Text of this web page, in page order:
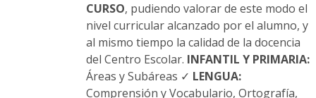
CURSO, pudiendo valorar de este modo el
nivel curricular alcanzado por el alumno, y
al mismo tiempo la calidad de la docencia
del Centro Escolar. INFANTIL Y PRIMARIA:
Áreas y Subáreas ✓ LENGUA:
Comprensión y Vocabulario, Ortografía,